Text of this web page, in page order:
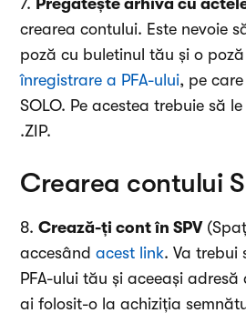
7. Pregătește arhiva cu
crearea contului. Este nevoie
poză cu buletinul tău și o
înregistrare a PFA-ului, pe
SOLO. Pe acestea trebuie să
.ZIP.
Crearea contului
8.Crează-ți cont în SPV
accesândacest link. Va trebui
PFA-ului tău și aceeași
ai folosit-o la achiziția